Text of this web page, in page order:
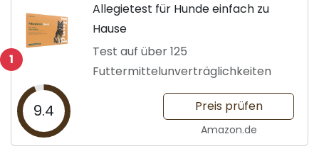
1
Allegietest für Hunde einfach zu
Hause
Test auf über 125
Futtermittelunverträglichkeiten
9.4 Preis prüfen
Amazon.de